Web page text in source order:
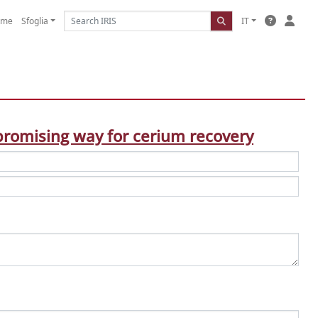
Sfoglia IT
way for cerium recovery